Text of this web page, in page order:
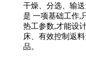
干燥、分选、输
是 一项基础工作,
热工参数,才能设
床、有效控制返
品。